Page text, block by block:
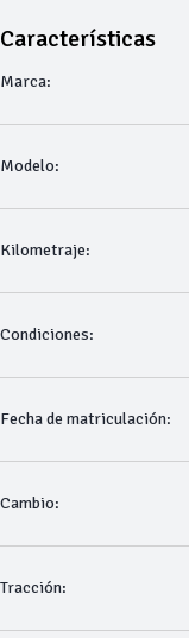
Características
Marca:
Modelo:
Kilometraje:
Condiciones:
Fecha de matriculación:
Cambio:
Tracción: